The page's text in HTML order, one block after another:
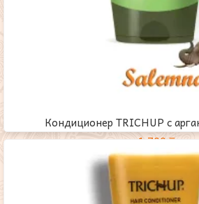
Кондиционер TRICHUP с
1,700₸